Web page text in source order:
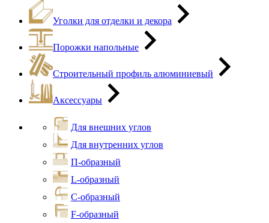
Уголки для отделки и декора
Порожки напольные
Строительный профиль алюминиевый
Аксессуары
Для внешних углов
Для внутренних углов
П-образный
L-образный
С-образный
F-образный